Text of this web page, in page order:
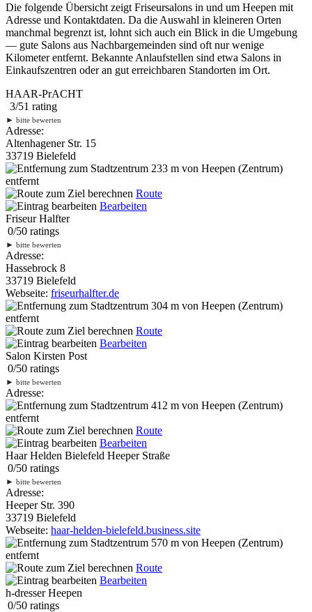
Die folgende Übersicht zeigt Friseursalons in und um Heepen mit
Adresse und Kontaktdaten. Da die Auswahl in kleineren Orten
manchmal begrenzt ist, lohnt sich auch ein Blick in die Umgebung
— gute Salons aus Nachbargemeinden sind oft nur wenige
Kilometer entfernt. Bekannte Anlaufstellen sind etwa Salons in
Einkaufszentren oder an gut erreichbaren Standorten im Ort.
HAAR-PrACHT
3/51 rating
► bitte bewerten
Adresse:
Altenhagener Str. 15
33719 Bielefeld
233 m von Heepen (Zentrum)
entfernt
Route
Bearbeiten
Friseur Halfter
0/50 ratings
► bitte bewerten
Adresse:
Hassebrock 8
33719 Bielefeld
Webseite: friseurhalfter.de
304 m von Heepen (Zentrum)
entfernt
Route
Bearbeiten
Salon Kirsten Post
0/50 ratings
► bitte bewerten
Adresse:
412 m von Heepen (Zentrum)
entfernt
Route
Bearbeiten
Haar Helden Bielefeld Heeper Straße
0/50 ratings
► bitte bewerten
Adresse:
Heeper Str. 390
33719 Bielefeld
Webseite: haar-helden-bielefeld.business.site
570 m von Heepen (Zentrum)
entfernt
Route
Bearbeiten
h-dresser Heepen
0/50 ratings